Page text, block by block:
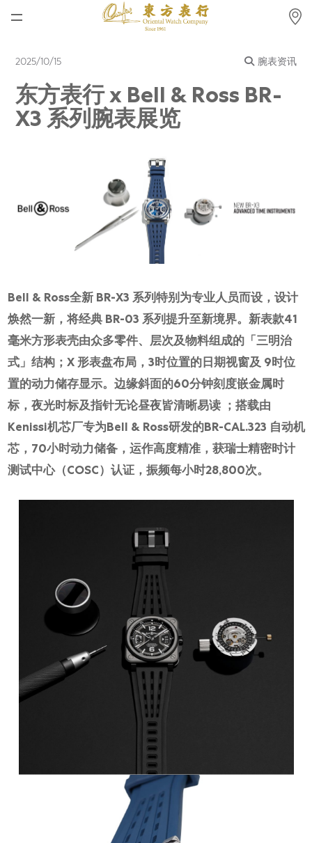
最新消息
腕表资讯
公司动态
劳力士中古表认证
网上商店
中国内地
香港特别行政区
腕表维修
联络我们
会员
繁體中文
2025/10/15 腕表资讯
东方表行 x Bell & Ross BR-
X3 系列腕表展览
Bell & Ross全新 BR-X3 系列特别为专业人员而设，设计
焕然一新，将经典 BR-03 系列提升至新境界。新表款41
毫米方形表壳由众多零件、层次及物料组成的「三明治
式」结构；X 形表盘布局，3时位置的日期视窗及 9时位
置的动力储存显示。边缘斜面的60分钟刻度嵌金属时
标，夜光时标及指针无论昼夜皆清晰易读 ；搭载由
Kenissi机芯厂专为Bell & Ross研发的BR-CAL.323 自动机
芯，70小时动力储备，运作高度精准，获瑞士精密时计
测试中心（COSC）认证，振频每小时28,800次。